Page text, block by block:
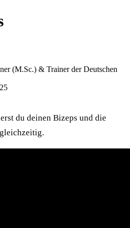
(M.Sc.) & Trainer der Deutschen
du deinen Bizeps und die